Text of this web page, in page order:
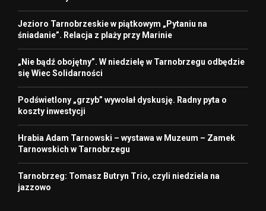
Jezioro Tarnobrzeskie w piątkowym „Pytaniu na
śniadanie”. Relacja z plaży przy Marinie
„Nie bądź obojętny”. W niedzielę w Tarnobrzegu odbędzie
się Wiec Solidarności
Podświetlony „grzyb” wywołał dyskusję. Radny pyta o
koszty inwestycji
Hrabia Adam Tarnowski – wystawa w Muzeum – Zamek
Tarnowskich w Tarnobrzegu
Tarnobrzeg: Tomasz Butryn Trio, czyli niedziela na
jazzowo